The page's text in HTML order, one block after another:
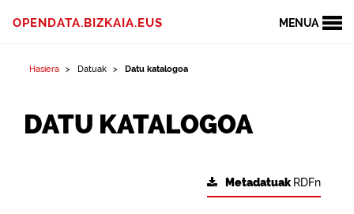
MENUA
OPENDATA.BIZKAIA.EUS
Hasiera Datuak Datu katalogoa
DATU KATALOGOA
Metadatuak RDFn